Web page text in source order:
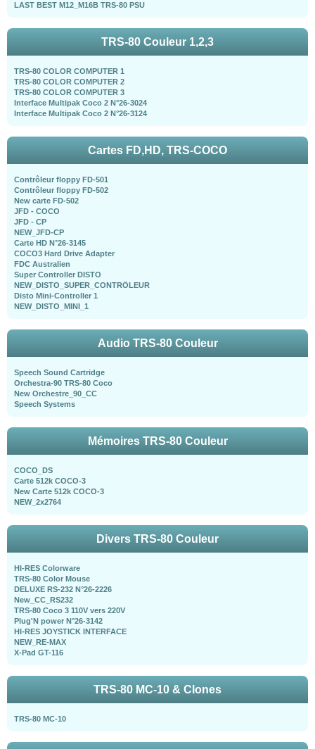
LAST BEST M12_M16B TRS-80 PSU
TRS-80 Couleur 1,2,3
TRS-80 COLOR COMPUTER 1
TRS-80 COLOR COMPUTER 2
TRS-80 COLOR COMPUTER 3
Interface Multipak Coco 2 N°26-3024
Interface Multipak Coco 2 N°26-3124
Cartes FD,HD, TRS-COCO
Contrôleur floppy FD-501
Contrôleur floppy FD-502
New carte FD-502
JFD - COCO
JFD - CP
NEW_JFD-CP
Carte HD N°26-3145
COCO3 Hard Drive Adapter
FDC Australien
Super Controller DISTO
NEW_DISTO_SUPER_CONTRÖLEUR
Disto Mini-Controller 1
NEW_DISTO_MINI_1
Audio TRS-80 Couleur
Speech Sound Cartridge
Orchestra-90 TRS-80 Coco
New Orchestre_90_CC
Speech Systems
Mémoires TRS-80 Couleur
COCO_DS
Carte 512k COCO-3
New Carte 512k COCO-3
NEW_2x2764
Divers TRS-80 Couleur
HI-RES Colorware
TRS-80 Color Mouse
DELUXE RS-232 N°26-2226
New_CC_RS232
TRS-80 Coco 3 110V vers 220V
Plug'N power N°26-3142
HI-RES JOYSTICK INTERFACE
NEW_RE-MAX
X-Pad GT-116
TRS-80 MC-10 & Clones
TRS-80 MC-10